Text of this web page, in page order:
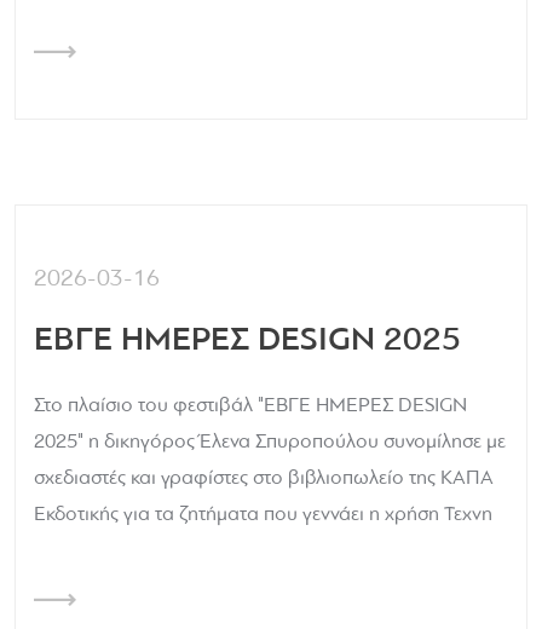
2026-03-16
ΕΒΓΕ ΗΜΕΡΕΣ DESIGN 2025
Στο πλαίσιο του φεστιβάλ "ΕΒΓΕ ΗΜΕΡΕΣ DESIGN
2025" η δικηγόρος Έλενα Σπυροπούλου συνομίλησε με
σχεδιαστές και γραφίστες στο βιβλιοπωλείο της ΚΑΠΑ
Εκδοτικής για τα ζητήματα που γεννάει η χρήση Τεχνη